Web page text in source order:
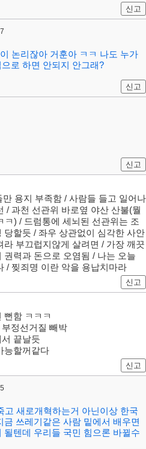
신고
논리잖아 거훈아 ㅋㅋ 나도 누가
로 하면 안되지 안그래?
신고
신고
용지 부족함 / 사람들 들고 일어나
/ 과천 선관위 바로옆 야산 산불(뭘
ㅋ) / 드럼통에 세뇌된 선관위는 조
당할듯 / 좌우 상관없이 심각한 사안
라 부끄럽지않게 살려면 / 가장 깨끗
권력과 돈으로 오염됨 / 나는 오늘
/ 찢죄명 이란 악을 용납치마라
신고
뻔함 ㅋㅋㅋ
정선거질 빼박
끝날듯
능할꺼같다
신고
고 새로개혁하는거 아닌이상 한국
금 쓰레기같은 사람 밑에서 배우면
될텐데 우리들 국민 힘으론 바뀔수